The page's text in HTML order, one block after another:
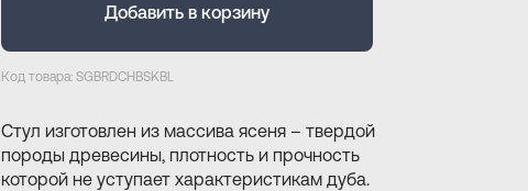
Добавить в корзину
Код товара: SGBRDCHBSKBL
Cтул изготовлен из массива ясеня – твердой
породы древесины, плотность и прочность
которой не уступает характеристикам дуба.